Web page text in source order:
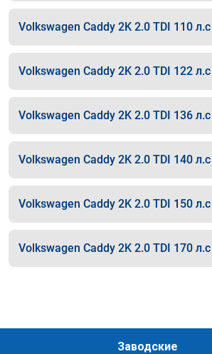
Volkswagen Caddy 2K 2.0 TDI 110 л.с
Volkswagen Caddy 2K 2.0 TDI 122 л.с
Volkswagen Caddy 2K 2.0 TDI 136 л.с
Volkswagen Caddy 2K 2.0 TDI 140 л.с
Volkswagen Caddy 2K 2.0 TDI 150 л.с
Volkswagen Caddy 2K 2.0 TDI 170 л.с
Заводские